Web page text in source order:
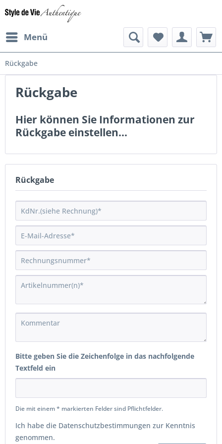
Menü
Rückgabe
Rückgabe
Hier können Sie Informationen zur
Rückgabe einstellen...
Rückgabe
Bitte geben Sie die Zeichenfolge in das nachfolgende
Textfeld ein
Die mit einem * markierten Felder sind Pflichtfelder.
Ich habe die Datenschutzbestimmungen zur Kenntnis
genommen.